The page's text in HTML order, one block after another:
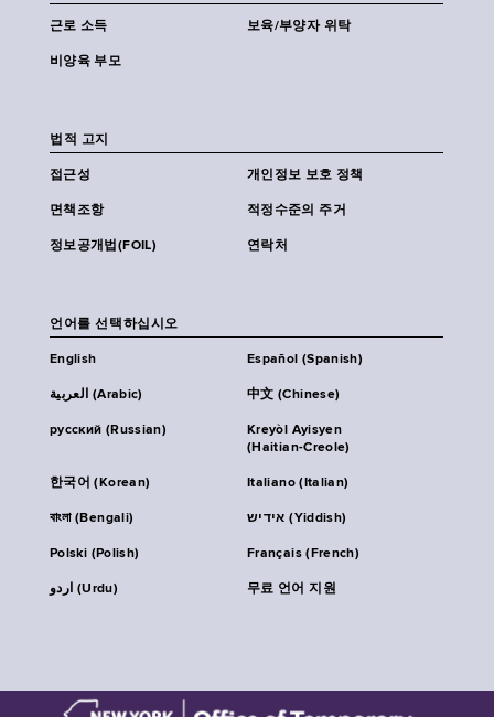
근로 소득 보육/부양자 위탁
비양육 부모
법적 고지
접근성 개인정보 보호 정책
면책조항 적정수준의 주거
정보공개법(FOIL) 연락처
언어를 선택하십시오
English Español (Spanish)
العربية (Arabic) 中文 (Chinese)
русский (Russian)
Kreyòl Ayisyen
(Haitian-Creole)
한국어 (Korean) Italiano (Italian)
বাংলা (Bengali) אידיש (Yiddish)
Polski (Polish) Français (French)
اردو (Urdu) 무료 언어 지원